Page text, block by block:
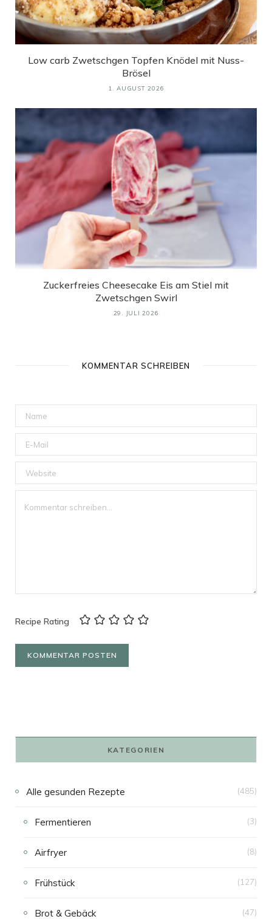
Low carb Zwetschgen Topfen Knödel mit Nuss-
Brösel
1. AUGUST 2026
Zuckerfreies Cheesecake Eis am Stiel mit
Zwetschgen Swirl
29. JULI 2026
KOMMENTAR SCHREIBEN
Recipe Rating
KATEGORIEN
Alle gesunden Rezepte (485)
Fermentieren (3)
Airfryer (8)
Frühstück (127)
Brot & Gebäck (47)